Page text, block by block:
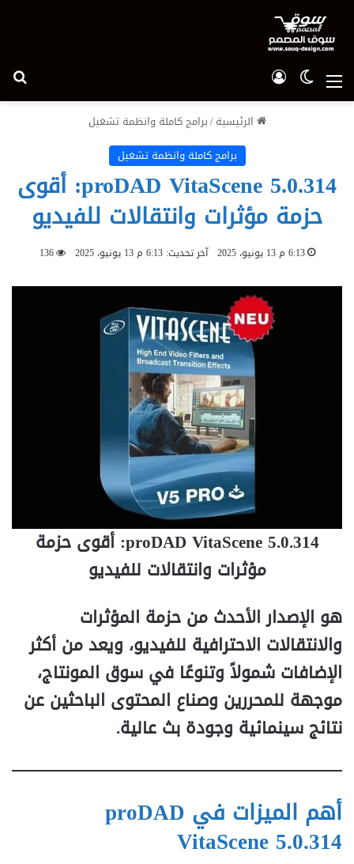
القائمة الوضع المظلم
الرئيسية/برامج كاملة وانظمة تشغيل
برامج كاملة وانظمة تشغيل
proDAD VitaScene 5.0.314: أقوى
حزمة مؤثرات وانتقالات للفيديو
6:13 م 13 يونيو، 2025 آخر تحديث: 6:13 م 13 يونيو، 2025 136
proDAD VitaScene 5.0.314: أقوى حزمة
مؤثرات وانتقالات للفيديو
هو الإصدار الأحدث من حزمة المؤثرات
والانتقالات الاحترافية للفيديو، ويعد من أكثر
الإضافات شمولاً وتنوعًا في سوق المونتاج،
موجهة للمحررين وصناع المحتوى الباحثين عن
نتائج سينمائية وجودة بث عالية.
أهم الميزات في proDAD
VitaScene 5.0.314